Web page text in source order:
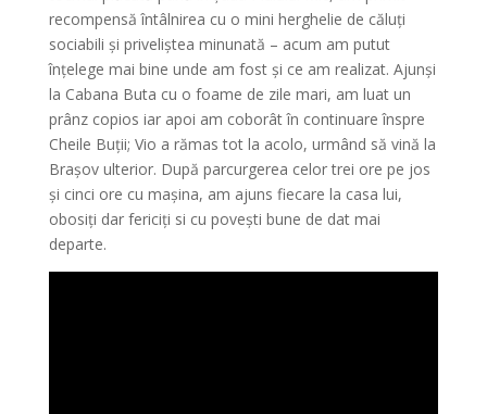
recompensă întâlnirea cu o mini herghelie de căluți
sociabili și priveliștea minunată – acum am putut
înțelege mai bine unde am fost și ce am realizat. Ajunși
la Cabana Buta cu o foame de zile mari, am luat un
prânz copios iar apoi am coborât în continuare înspre
Cheile Buții; Vio a rămas tot la acolo, urmând să vină la
Brașov ulterior. După parcurgerea celor trei ore pe jos
și cinci ore cu mașina, am ajuns fiecare la casa lui,
obosiți dar fericiți si cu povești bune de dat mai
departe.